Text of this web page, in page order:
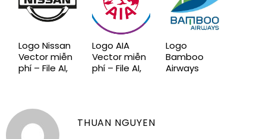
miễn phí
Logo Nissan
Vector miễn
phí – File AI,
Logo AIA
Vector miễn
phí – File AI,
Logo
Bamboo
Airways
THUAN NGUYEN